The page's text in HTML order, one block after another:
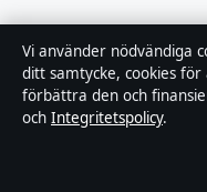
Teknik
Vi använder nödvändiga
ditt samtycke, cookies
förbättra den och
och Integritetspolicy.